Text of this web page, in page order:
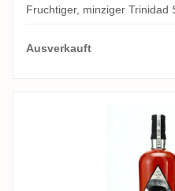
Fruchtiger, minziger Trinidad
Ausverkauft
Corman Collins